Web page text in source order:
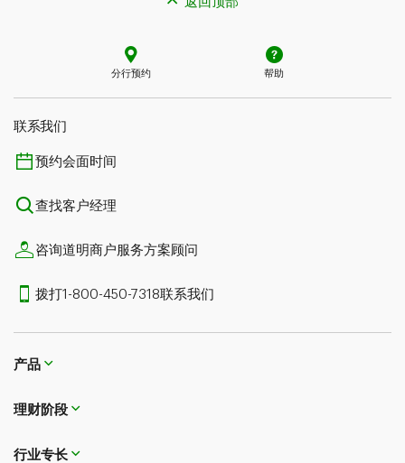
分行预约 帮助
联系我们​​​​​​​
预约会面时间
查找客户经理
咨询道明商户服务方案顾问
拨打1-800-450-7318联系我们
产品
理财阶段
行业专长